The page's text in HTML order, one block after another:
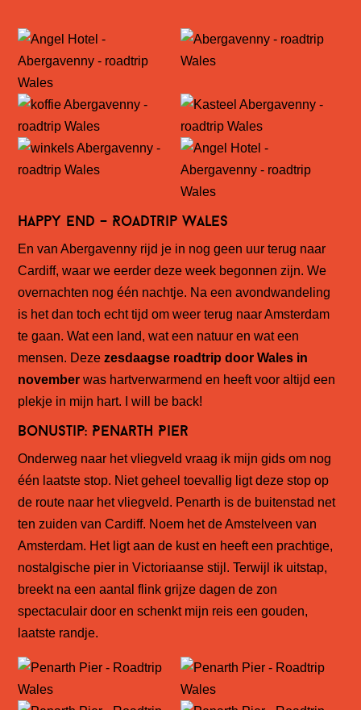
Happy End – Roadtrip Wales
En van Abergavenny rijd je in nog geen uur terug naar
Cardiff, waar we eerder deze week begonnen zijn. We
overnachten nog één nachtje. Na een avondwandeling
is het dan toch echt tijd om weer terug naar Amsterdam
te gaan. Wat een land, wat een natuur en wat een
mensen. Dezezesdaagse roadtrip door Wales in
november was hartverwarmend en heeft voor altijd een
plekje in mijn hart. I will be back!
Bonustip: Penarth Pier
Onderweg naar het vliegveld vraag ik mijn gids om nog
één laatste stop. Niet geheel toevallig ligt deze stop op
de route naar het vliegveld. Penarth is de buitenstad net
ten zuiden van Cardiff. Noem het de Amstelveen van
Amsterdam. Het ligt aan de kust en heeft een prachtige,
nostalgische pier in Victoriaanse stijl. Terwijl ik uitstap,
breekt na een aantal flink grijze dagen de zon
spectaculair door en schenkt mijn reis een gouden,
laatste randje.